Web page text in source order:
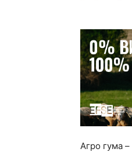
Агро гума –